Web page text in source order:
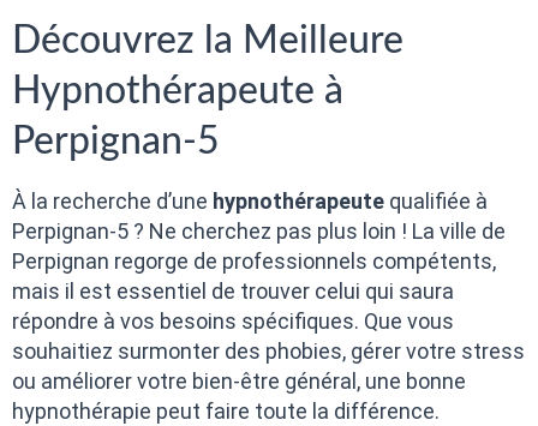
Découvrez la Meilleure
Hypnothérapeute à
Perpignan-5
À la recherche d’une hypnothérapeute qualifiée à
Perpignan-5 ? Ne cherchez pas plus loin ! La ville de
Perpignan regorge de professionnels compétents,
mais il est essentiel de trouver celui qui saura
répondre à vos besoins spécifiques. Que vous
souhaitiez surmonter des phobies, gérer votre stress
ou améliorer votre bien-être général, une bonne
hypnothérapie peut faire toute la différence.